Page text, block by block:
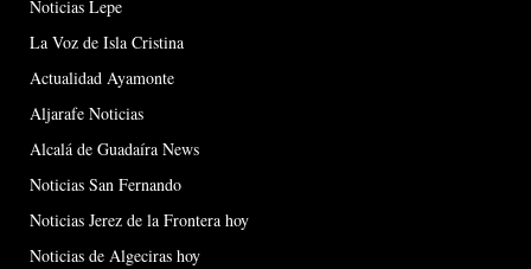
Noticias Lepe
La Voz de Isla Cristina
Actualidad Ayamonte
Aljarafe Noticias
Alcalá de Guadaíra News
Noticias San Fernando
Noticias Jerez de la Frontera hoy
Noticias de Algeciras hoy